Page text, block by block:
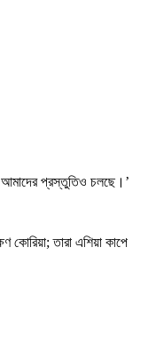
আমাদের প্রস্তুতিও চলছে।’
কোরিয়া; তারা এশিয়া কাপে